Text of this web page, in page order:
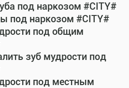
под наркозом #CITY#
под наркозом #CITY#
под общим
зуб мудрости под
под местным